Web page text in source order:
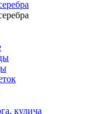
кулича